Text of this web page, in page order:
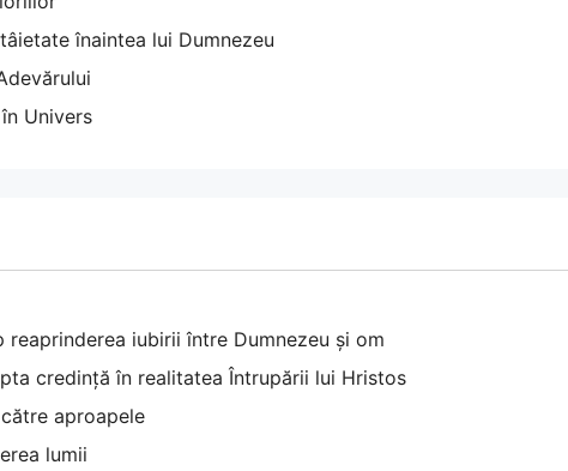
înaintea lui Dumnezeu
Univers
iubirii între Dumnezeu și om
credință în realitatea Întrupării lui Hristos
aproapele
lumii